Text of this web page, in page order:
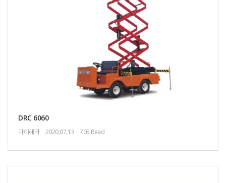
DRC 6060
다이레카 2020,07,13 705 Read